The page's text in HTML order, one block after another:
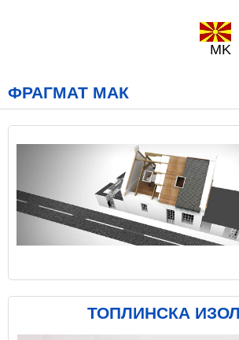
MK
ФРАГМАТ МАК
ТОПЛИНСКА